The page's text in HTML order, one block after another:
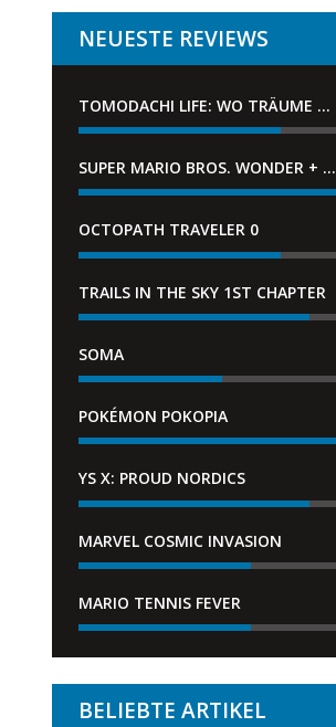
NEUESTE REVIEWS
TOMODACHI LIFE: WO TRÄUME WAHR WERDEN
SUPER MARIO BROS. WONDER + GEMEINSAM IM BELLABEL-PARK
OCTOPATH TRAVELER 0
TRAILS IN THE SKY 1ST CHAPTER
SOMA
POKÉMON POKOPIA
YS X: PROUD NORDICS
MARVEL COSMIC INVASION
MARIO TENNIS FEVER
BELIEBTE ARTIKEL